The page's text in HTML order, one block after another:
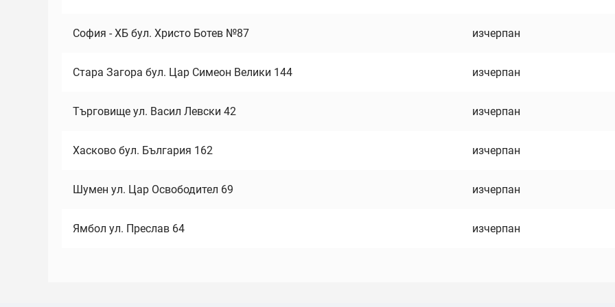
София - ХБ бул. Христо Ботев №87 изчерпан
Стара Загора бул. Цар Симеон Велики 144 изчерпан
Търговище ул. Васил Левски 42 изчерпан
Хасково бул. България 162 изчерпан
Шумен ул. Цар Освободител 69 изчерпан
Ямбол ул. Преслав 64 изчерпан